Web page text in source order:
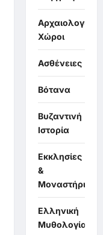
Αρχαιολογικοί
Χώροι
Ασθένειες
Βότανα
Βυζαντινή
Ιστορία
Εκκλησίες
&
Μοναστήρια
Ελληνική
Μυθολογία